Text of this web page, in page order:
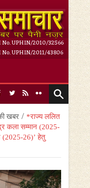
No. UPHIN/2010/32566
No. UPHIN/2011/43806
खबर / *राज्य ललित
कला सम्मान (2025-
(2025-26)’ हेतु